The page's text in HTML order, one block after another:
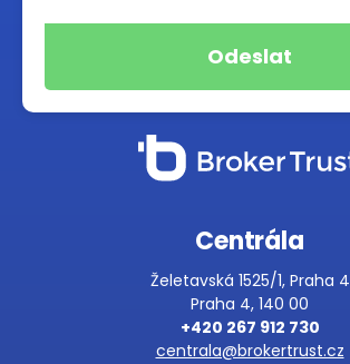
Centrála
Želetavská 1525/1, Praha 4
Praha 4, 140 00
+420 267 912 730
centrala@brokertrust.cz